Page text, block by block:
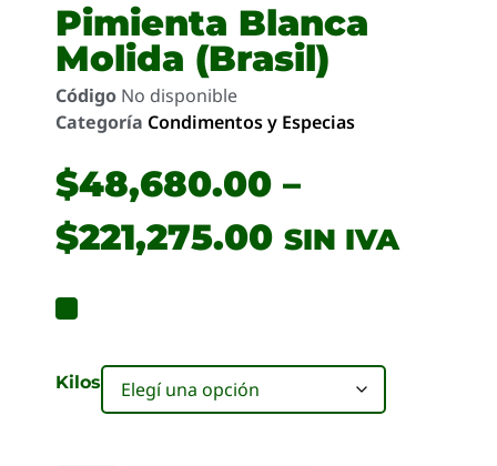
Pimienta Blanca
Molida (Brasil)
Código No disponible
Categoría Condimentos y Especias
$48,680.00 –
$221,275.00 SIN IVA
Kilos